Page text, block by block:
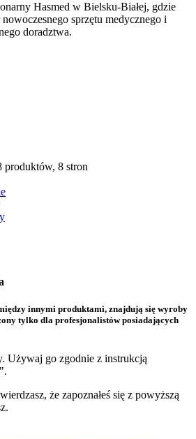
Hasmed w Bielsku-Białej, gdzie
sprzętu medycznego i
doradztwa.
produktów, 8 stron
innymi produktami, znajdują się wyroby
tylko dla profesjonalistów posiadających
Używaj go zgodnie z instrukcją
że zapoznałeś się z powyższą